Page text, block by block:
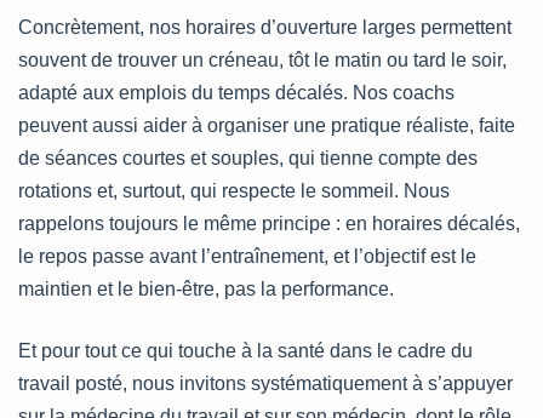
Concrètement, nos horaires d’ouverture larges permettent
souvent de trouver un créneau, tôt le matin ou tard le soir,
adapté aux emplois du temps décalés. Nos coachs
peuvent aussi aider à organiser une pratique réaliste, faite
de séances courtes et souples, qui tienne compte des
rotations et, surtout, qui respecte le sommeil. Nous
rappelons toujours le même principe : en horaires décalés,
le repos passe avant l’entraînement, et l’objectif est le
maintien et le bien-être, pas la performance.
Et pour tout ce qui touche à la santé dans le cadre du
travail posté, nous invitons systématiquement à s’appuyer